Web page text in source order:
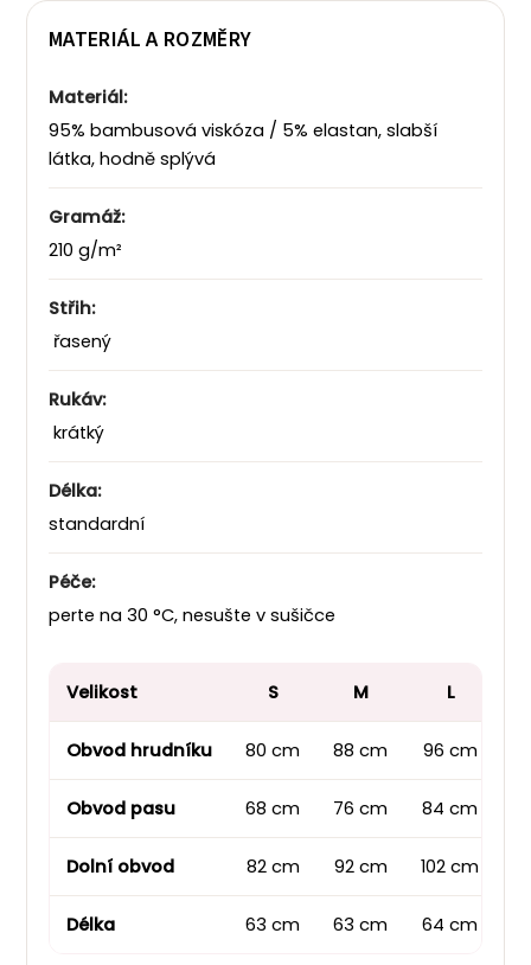
MATERIÁL A ROZMĚRY
Materiál:
95% bambusová viskóza / 5% elastan, slabší
látka, hodně splývá
Gramáž:
210 g/m²
Střih:
řasený
Rukáv:
krátký
Délka:
standardní
Péče:
perte na 30 °C, nesušte v sušičce
Velikost S M L
Obvod hrudníku 80 cm 88 cm 96 cm
Obvod pasu 68 cm 76 cm 84 cm
Dolní obvod 82 cm 92 cm 102 cm
Délka 63 cm 63 cm 64 cm